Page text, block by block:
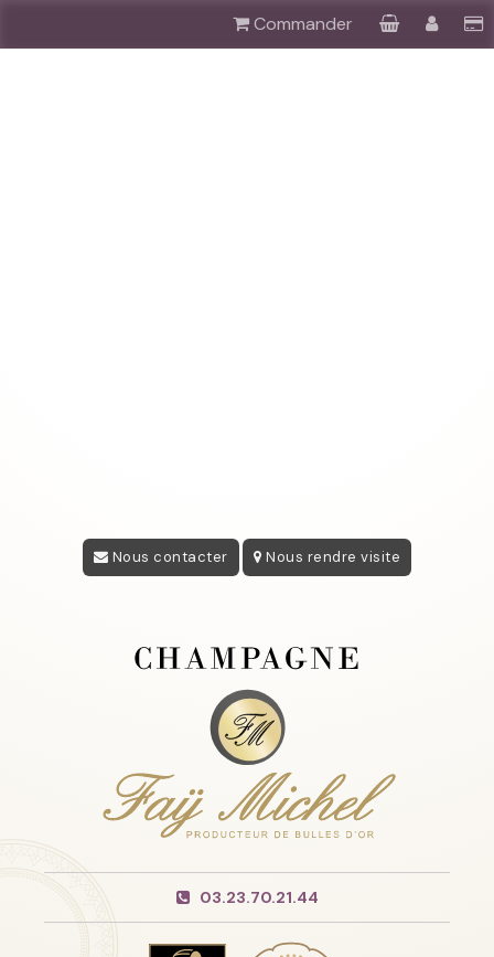
Commander
Nous contacter Nous rendre visite
03.23.70.21.44